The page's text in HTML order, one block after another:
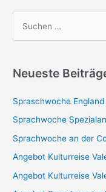
h
a
c
h
Neueste
Spraschwoche
Sprachwoche
Sprachwoche an der
Angebot Kulturreise
Angebot Kulturreise